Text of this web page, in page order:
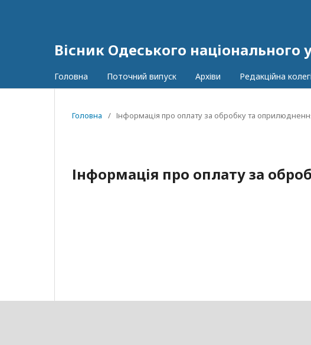
Вісник Одеського національного
Головна Поточний випуск Архіви Редакційна
Головна / Інформація про оплату за обробку та
Інформація про оплату за